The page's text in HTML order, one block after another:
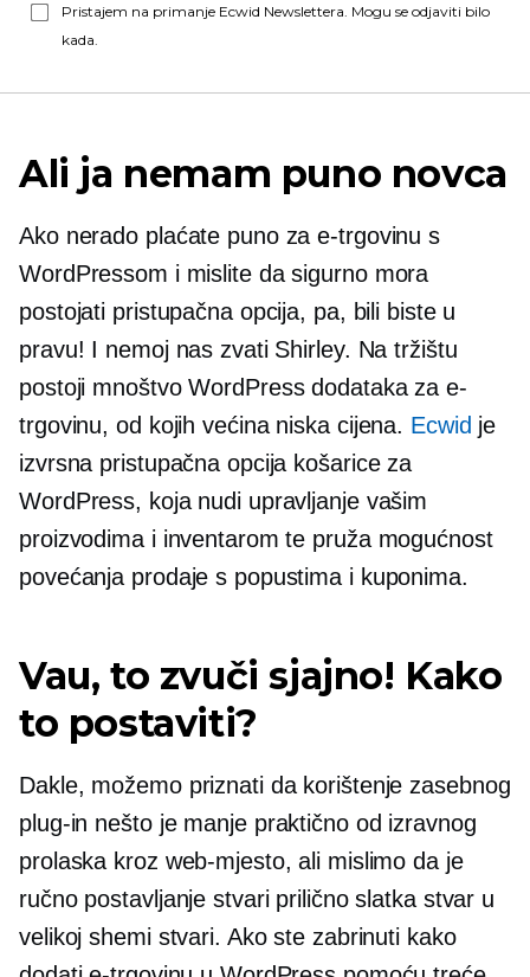
Pristajem na primanje Ecwid Newslettera. Mogu se odjaviti bilo
kada.
Ali ja nemam puno novca
Ako nerado plaćate puno za e-trgovinu s
WordPressom i mislite da sigurno mora
postojati pristupačna opcija, pa, bili biste u
pravu! I nemoj nas zvati Shirley. Na tržištu
postoji mnoštvo WordPress dodataka za e-
trgovinu, od kojih većina niska cijena. Ecwid je
izvrsna pristupačna opcija košarice za
WordPress, koja nudi upravljanje vašim
proizvodima i inventarom te pruža mogućnost
povećanja prodaje s popustima i kuponima.
Vau, to zvuči sjajno! Kako
to postaviti?
Dakle, možemo priznati da korištenje zasebnog
plug-in nešto je manje praktično od izravnog
prolaska kroz web-mjesto, ali mislimo da je
ručno postavljanje stvari prilično slatka stvar u
velikoj shemi stvari. Ako ste zabrinuti kako